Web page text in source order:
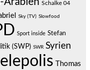
Schalke 04
Sky (TV) Slowfood
Sport inside Stefan
(SWP) SWR Syrien
Thomas